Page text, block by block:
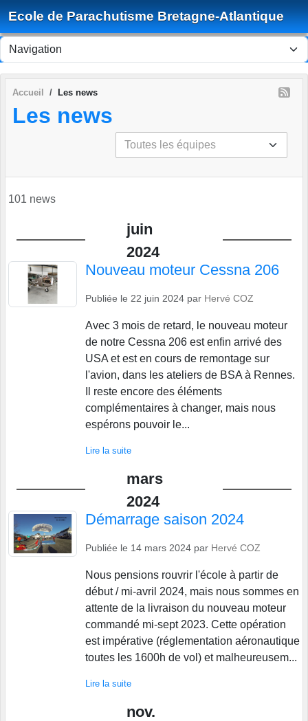
Ecole de Parachutisme Bretagne-Atlantique
Accueil Les news
Les news
101 news
juin
2024
Nouveau moteur Cessna 206
Publiée le 22 juin 2024 par Hervé COZ
Avec 3 mois de retard, le nouveau moteur
de notre Cessna 206 est enfin arrivé des
USA et est en cours de remontage sur
l'avion, dans les ateliers de BSA à Rennes.
Il reste encore des éléments
complémentaires à changer, mais nous
espérons pouvoir le...
Lire la suite
mars
2024
Démarrage saison 2024
Publiée le 14 mars 2024 par Hervé COZ
Nous pensions rouvrir l'école à partir de
début / mi-avril 2024, mais nous sommes en
attente de la livraison du nouveau moteur
commandé mi-sept 2023. Cette opération
est impérative (réglementation aéronautique
toutes les 1600h de vol) et malheureusem...
Lire la suite
nov.